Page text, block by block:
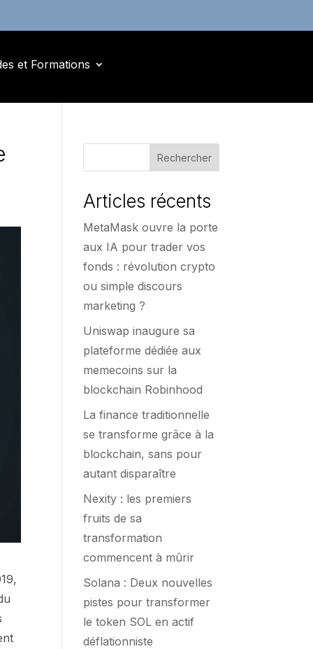
et Formations
Rechercher
Articles récents
MetaMask ouvre la porte
aux IA pour trader vos
fonds : révolution crypto
ou simple discours
marketing ?
Uniswap inaugure sa
plateforme dédiée aux
memecoins sur la
blockchain Robinhood
La finance traditionnelle
se transforme grâce à la
blockchain, sans pour
autant disparaître
Nexity : les premiers
fruits de sa
transformation
commencent à mûrir
Solana : Deux nouvelles
pistes pour transformer
le token SOL en actif
déflationniste